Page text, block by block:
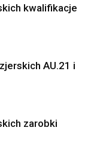
kwalifikacje
AU.21 i
zarobki